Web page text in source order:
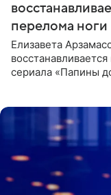
перелома ноги
Елизавета
сериала «Папины